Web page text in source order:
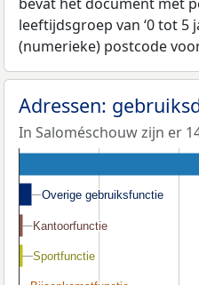
leeftijdsgroep van ‘0 tot 5
(numerieke) postcode
Adressen:
In Saloméschouw zijn er
Overige gebruiksfunctie
Overige gebruiksfunctie
Kantoorfunctie
Kantoorfunctie
Sportfunctie
Sportfunctie